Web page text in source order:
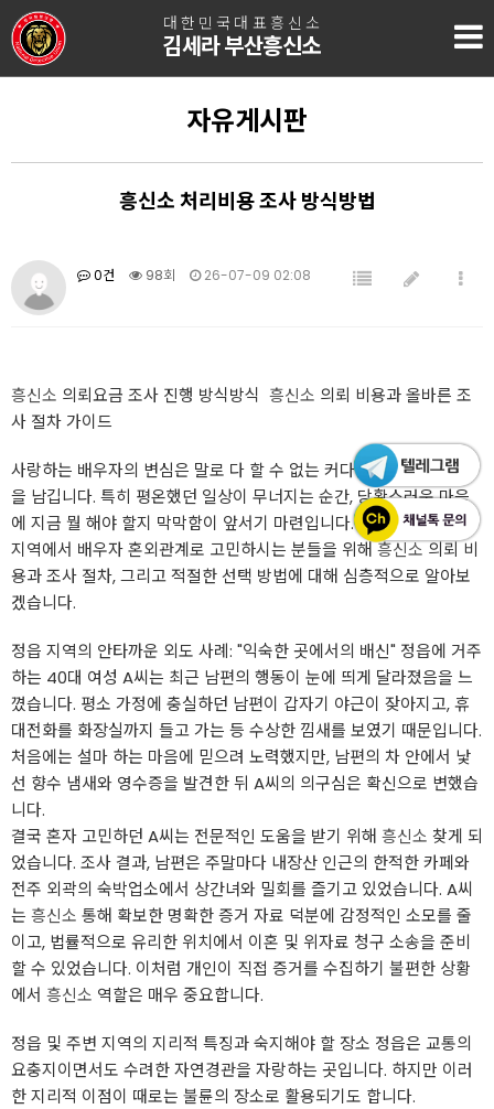
대한민국대표흥신소
김세라 부산흥신소
자유게시판
흥신소 처리비용 조사 방식방법
0건 98회 26-07-09 02:08
흥신소 의뢰요금 조사 진행 방식방식 ​ 흥신소 의뢰 비용과 올바른 조
사 절차 가이드
​사랑하는 배우자의 변심은 말로 다 할 수 없는 커다란 상처와 배신감
을 남깁니다. 특히 평온했던 일상이 무너지는 순간, 당황스러운 마음
에 지금 뭘 해야 할지 막막함이 앞서기 마련입니다. 오늘은 전북 정읍
지역에서 배우자 혼외관계로 고민하시는 분들을 위해흥신소의뢰 비
용과 조사 절차, 그리고 적절한 선택 방법에 대해 심층적으로 알아보
겠습니다.
정읍 지역의 안타까운 외도 사례: "익숙한 곳에서의 배신" ​정읍에 거주
하는 40대 여성 A씨는 최근 남편의 행동이 눈에 띄게 달라졌음을 느
꼈습니다. 평소 가정에 충실하던 남편이 갑자기 야근이 잦아지고, 휴
대전화를 화장실까지 들고 가는 등 수상한 낌새를 보였기 때문입니다.
처음에는 설마 하는 마음에 믿으려 노력했지만, 남편의 차 안에서 낯
선 향수 냄새와 영수증을 발견한 뒤 A씨의 의구심은 확신으로 변했습
니다.
​결국 혼자 고민하던 A씨는 전문적인 도움을 받기 위해 흥신소 찾게 되
었습니다. 조사 결과, 남편은 주말마다 내장산 인근의 한적한 카페와
전주 외곽의 숙박업소에서 상간녀와 밀회를 즐기고 있었습니다. A씨
는 흥신소 통해 확보한 명확한 증거 자료 덕분에 감정적인 소모를 줄
이고, 법률적으로 유리한 위치에서 이혼 및 위자료 청구 소송을 준비
할 수 있었습니다. 이처럼 개인이 직접 증거를 수집하기 불편한 상황
에서 흥신소 역할은 매우 중요합니다.
정읍 및 주변 지역의 지리적 특징과 숙지해야 할 장소 ​정읍은 교통의
요충지이면서도 수려한 자연경관을 자랑하는 곳입니다. 하지만 이러
한 지리적 이점이 때로는 불륜의 장소로 활용되기도 합니다.